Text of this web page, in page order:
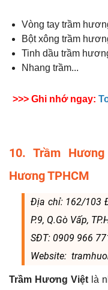
Vòng tay trầm
Bột xông trầm
Tinh dầu trầm
Nhang trầm...
>>> Ghi nhớ ngay:
10. Trầm
Hương TPHCM
Địa chỉ: 162/103
P.9, Q.Gò Vấp,
SĐT: 0909 966
Website:
Trầm Hương Việtlà